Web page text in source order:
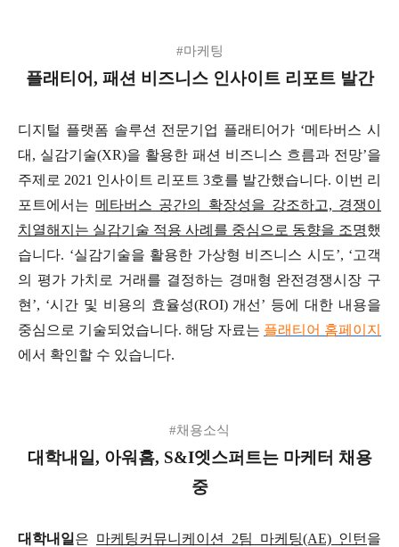
#마케팅
플래티어, 패션 비즈니스 인사이트 리포트 발간
디지털 플랫폼 솔루션 전문기업 플래티어가 ‘메타버스 시
대, 실감기술(XR)을 활용한 패션 비즈니스 흐름과 전망’을
주제로 2021 인사이트 리포트 3호를 발간했습니다. 이번 리
포트에서는 메타버스 공간의 확장성을 강조하고, 경쟁이
치열해지는 실감기술 적용 사례를 중심으로 동향을 조명했
습니다. ‘실감기술을 활용한 가상형 비즈니스 시도’, ‘고객
의 평가 가치로 거래를 결정하는 경매형 완전경쟁시장 구
현’, ‘시간 및 비용의 효율성(ROI) 개선’ 등에 대한 내용을
중심으로 기술되었습니다. 해당 자료는 플래티어 홈페이지
에서 확인할 수 있습니다.
#채용소식
대학내일, 아워홈, S&I엣스퍼트는 마케터 채용
중
대학내일 은 마케팅커뮤니케이션 2팀 마케팅(AE) 인턴 을